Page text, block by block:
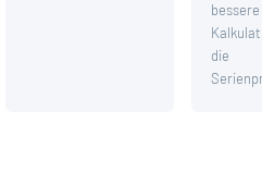
bessere
die